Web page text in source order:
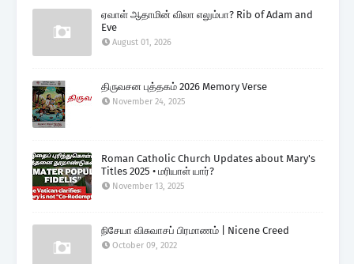
ஏவாள் ஆதாமின் விலா எலும்பா? Rib of Adam and
Eve
August 01, 2026
திருவசன புத்தகம் 2026 Memory Verse
November 24, 2025
Roman Catholic Church Updates about Mary's
Titles 2025 • மரியாள் யார்?
November 13, 2025
நிசேயா விசுவாசப் பிரமாணம் | Nicene Creed
October 09, 2022